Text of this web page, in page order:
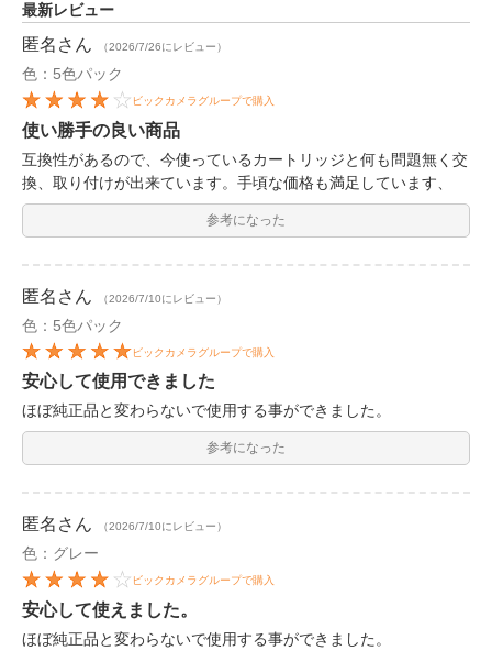
最新レビュー
匿名 さん （2026/7/26にレビュー）
色：5色パック
ビックカメラグループで購入
使い勝手の良い商品
互換性があるので、今使っているカートリッジと何も問題無く交
換、取り付けが出来ています。手頃な価格も満足しています、
参考になった
匿名 さん （2026/7/10にレビュー）
色：5色パック
ビックカメラグループで購入
安心して使用できました
ほぼ純正品と変わらないで使用する事ができました。
参考になった
匿名 さん （2026/7/10にレビュー）
色：グレー
ビックカメラグループで購入
安心して使えました。
ほぼ純正品と変わらないで使用する事ができました。